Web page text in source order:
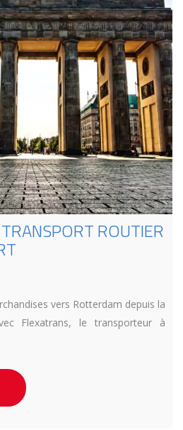
ROUTIER
vers Rotterdam depuis la
Flexatrans, le transporteur à